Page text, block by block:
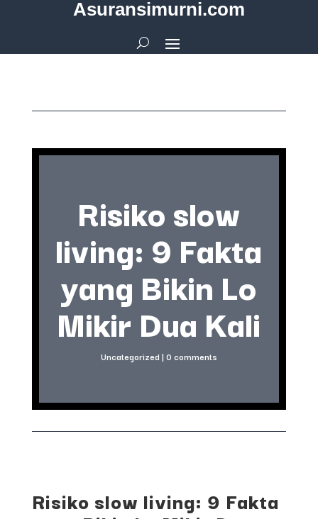
Asuransimurni.com
Risiko slow
living: 9 Fakta
yang Bikin Lo
Mikir Dua Kali
Uncategorized | 0 comments
Risiko slow living: 9 Fakta